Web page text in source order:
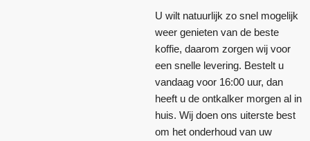
U wilt natuurlijk zo snel mogelijk
weer genieten van de beste
koffie, daarom zorgen wij voor
een snelle levering. Bestelt u
vandaag voor 16:00 uur, dan
heeft u de ontkalker morgen al in
huis. Wij doen ons uiterste best
om het onderhoud van uw